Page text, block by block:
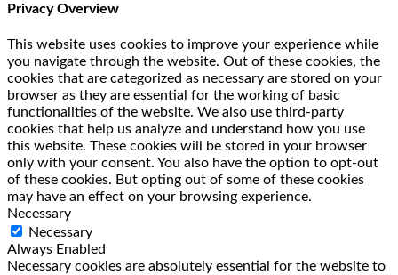
Privacy Overview
This website uses cookies to improve your experience while
you navigate through the website. Out of these cookies, the
cookies that are categorized as necessary are stored on your
browser as they are essential for the working of basic
functionalities of the website. We also use third-party
cookies that help us analyze and understand how you use
this website. These cookies will be stored in your browser
only with your consent. You also have the option to opt-out
of these cookies. But opting out of some of these cookies
may have an effect on your browsing experience.
Necessary
Necessary
Always Enabled
Necessary cookies are absolutely essential for the website to